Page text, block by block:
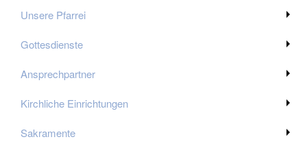
Unsere Pfarrei
Gottesdienste
Ansprechpartner
Kirchliche Einrichtungen
Sakramente